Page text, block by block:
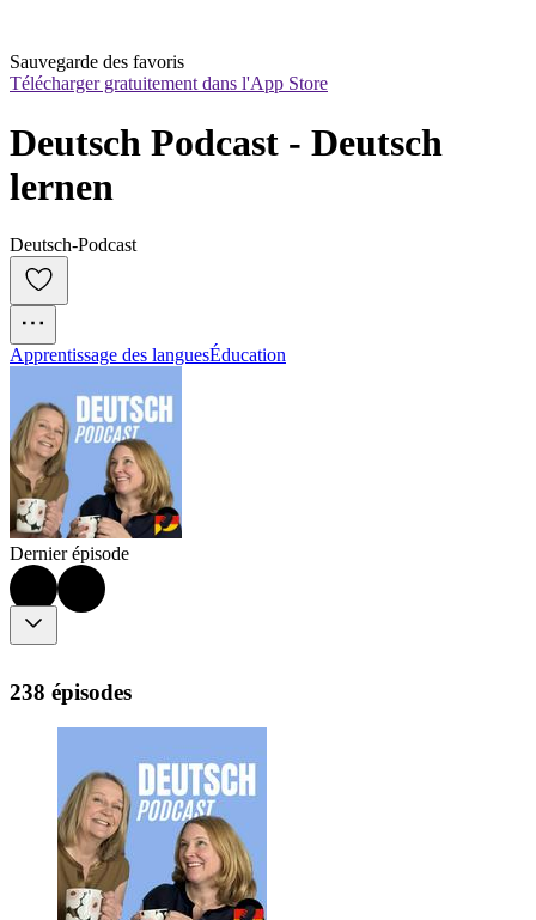
Sauvegarde des favoris
Télécharger gratuitement dans l'App Store
Deutsch Podcast - Deutsch
lernen
Deutsch-Podcast
Apprentissage des languesÉducation
Dernier épisode
238 épisodes